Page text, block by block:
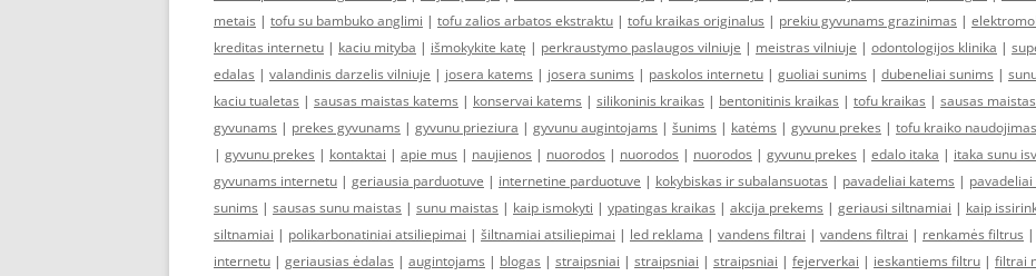
metais | tofu su bambuko anglimi | tofu zalios arbatos ekstraktu | tofu kraikas originalus | prekiu gyvunams grazinimas |
kreditas internetu | kaciu mityba | išmokykite katę | perkraustymo paslaugos vilniuje | meistras vilniuje | odontologijos klinika |
edalas | valandinis darzelis vilniuje | josera katems | josera sunims | paskolos internetu | guoliai sunims | dubeneliai sunims |
kaciu tualetas | sausas maistas katems | konservai katems | silikoninis kraikas | bentonitinis kraikas | tofu kraikas | sausas
gyvunams | prekes gyvunams | gyvunu prieziura | gyvunu augintojams | šunims | katėms | gyvunu prekes | tofu kraiko naudojimas
| gyvunu prekes | kontaktai | apie mus | naujienos | nuorodos | nuorodos | nuorodos | gyvunu prekes | edalo itaka | itaka sunu
gyvunams internetu | geriausia parduotuve | internetine parduotuve | kokybiskas ir subalansuotas | pavadeliai katems | pavadeliai
sunims | sausas sunu maistas | sunu maistas | kaip ismokyti | ypatingas kraikas | akcija prekems | geriausi siltnamiai | kaip
siltnamiai | polikarbonatiniai atsiliepimai | šiltnamiai atsiliepimai | led reklama | vandens filtrai | vandens filtrai | renkamės filtrus |
internetu | geriausias ėdalas | augintojams | blogas | straipsniai | straipsniai | straipsniai | fejerverkai | ieskantiems filtru | filtrai